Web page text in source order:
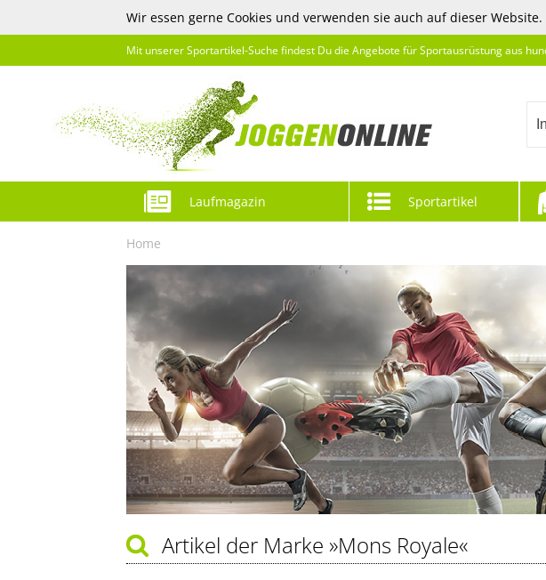
Wir essen gerne Cookies und verwenden sie auch auf dieser
Mit unserer Sportartikel-Suche findest Du die Angebote für Sportausrüstung aus
Laufmagazin Sportartikel
Home
Artikel der Marke »Mons Royale«